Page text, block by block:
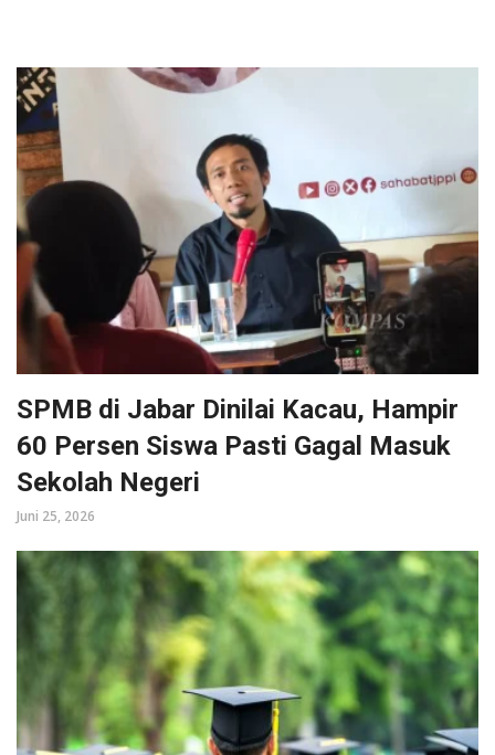
SPMB di Jabar Dinilai Kacau, Hampir
60 Persen Siswa Pasti Gagal Masuk
Sekolah Negeri
Juni 25, 2026